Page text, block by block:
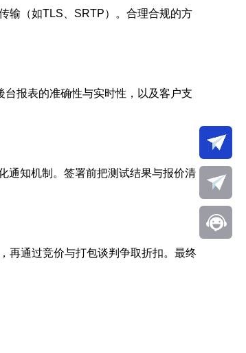
输（如TLS、SRTP）。合理合规的方
报表的准确性与实时性，以及客户支
通知机制。签署前把测试结果与报价清
再通过竞价与打包谈判争取折扣。最终